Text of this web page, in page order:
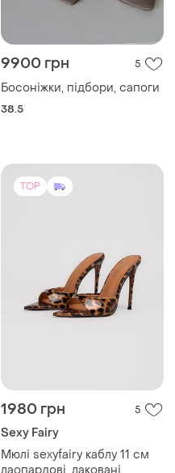
9900 грн 5
Босоніжки, підбори, сапоги
38.5
TOP
1980 грн 5
Sexy Fairy
Мюлі sexyfairy каблу 11 см